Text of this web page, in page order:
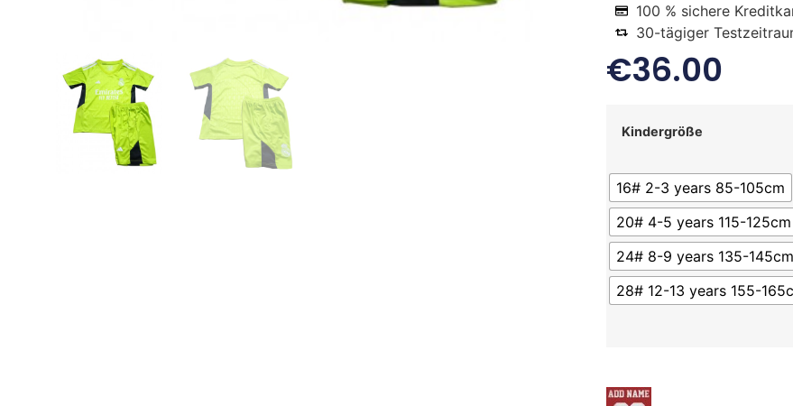
100 % sichere
30-tägiger
€36.00
Kindergröße
16# 2-3 years 85-105cm
20# 4-5 years 115-125cm
24# 8-9 years 135-145cm
28# 12-13 years 155-